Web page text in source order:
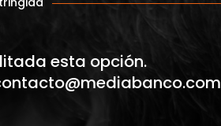
esta opción.